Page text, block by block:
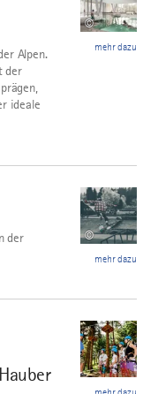
©
Alpen.
der
ideale
mehr dazu
©
der
mehr dazu